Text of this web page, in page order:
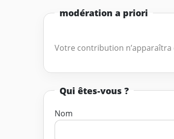
modération a priori
Votre contribution
Qui êtes-vous ?
Nom